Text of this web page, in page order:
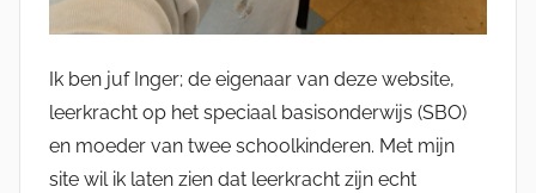
Ik ben juf Inger; de eigenaar van deze website,
leerkracht op het speciaal basisonderwijs (SBO)
en moeder van twee schoolkinderen. Met mijn
site wil ik laten zien dat leerkracht zijn echt